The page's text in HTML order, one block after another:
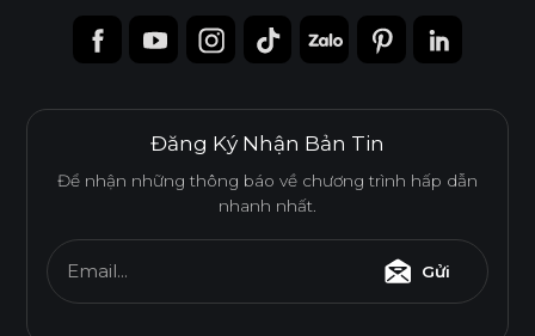
Đăng Ký Nhận Bản Tin
Để nhận những thông báo về chương trình hấp dẫn
nhanh nhất.
Email... Gửi